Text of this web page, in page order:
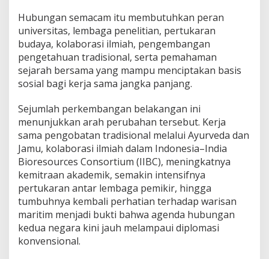
Hubungan semacam itu membutuhkan peran
universitas, lembaga penelitian, pertukaran
budaya, kolaborasi ilmiah, pengembangan
pengetahuan tradisional, serta pemahaman
sejarah bersama yang mampu menciptakan basis
sosial bagi kerja sama jangka panjang.
Sejumlah perkembangan belakangan ini
menunjukkan arah perubahan tersebut. Kerja
sama pengobatan tradisional melalui Ayurveda dan
Jamu, kolaborasi ilmiah dalam Indonesia–India
Bioresources Consortium (IIBC), meningkatnya
kemitraan akademik, semakin intensifnya
pertukaran antar lembaga pemikir, hingga
tumbuhnya kembali perhatian terhadap warisan
maritim menjadi bukti bahwa agenda hubungan
kedua negara kini jauh melampaui diplomasi
konvensional.